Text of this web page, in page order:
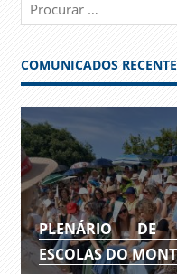
COMUNICADOS
PLENÁRIO DE
ESCOLAS DO